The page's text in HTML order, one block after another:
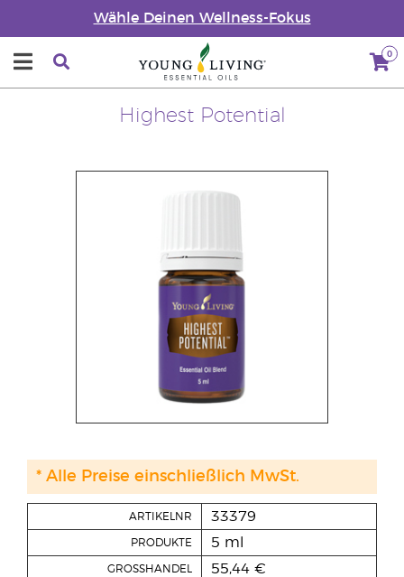
Wähle Deinen Wellness-Fokus
0
Highest Potential
ARTIKELNR 33379
PRODUKTE 5 ml
GROSSHANDEL 55,44 €
* Alle Preise einschließlich MwSt.